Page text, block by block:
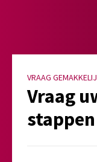
VRAAG
Vraag
stappen